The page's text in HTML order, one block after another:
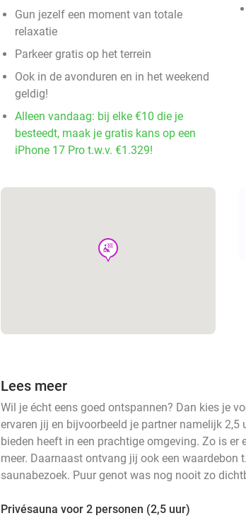
Gun jezelf een moment van totale
relaxatie
Parkeer gratis op het terrein
Ook in de avonduren en in het weekend
geldig!
Alleen vandaag: bij elke €10 die je
besteedt, maak je gratis kans op een
iPhone 17 Pro t.w.v. €1.329!
wellness
Lees meer
Wil je écht eens goed ontspannen? Dan kies je
ervaren jij en bijvoorbeeld je partner namelijk
bieden heeft in een prachtige omgeving. Zo is er
meer. Daarnaast ontvang jij ook een waardebon
saunabezoek. Puur genot was nog nooit zo
Privésauna voor 2 personen (2,5 uur)